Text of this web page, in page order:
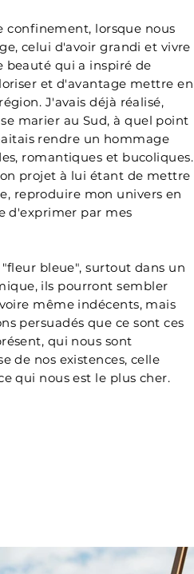
confinement, lorsque nous
celui d'avoir grandi et vivre
beauté qui a inspiré de
et d'avantage mettre en
J'avais déjà réalisé,
marier au Sud, à quel point
rendre un hommage
romantiques et bucoliques.
projet à lui étant de mettre
reproduire mon univers en
d'exprimer par mes
bleue", surtout dans un
ils pourront sembler
même indécents, mais
persuadés que ce sont ces
qui nous sont
de nos existences, celle
qui nous est le plus cher.